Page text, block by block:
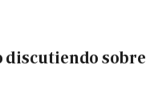
discutiendo sobre